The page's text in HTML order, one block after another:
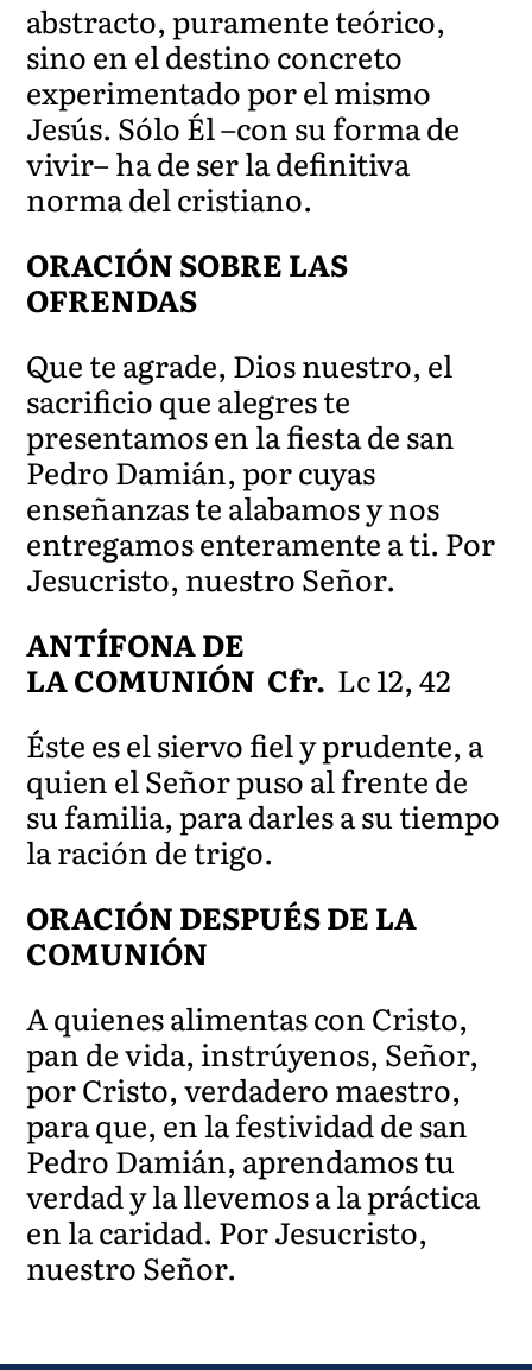
abstracto, puramente teórico,
sino en el destino concreto
experimentado por el mismo
Jesús. Sólo Él –con su forma de
vivir– ha de ser la definitiva
norma del cristiano.
ORACIÓN SOBRE LAS
OFRENDAS
Que te agrade, Dios nuestro, el
sacrificio que alegres te
presentamos en la fiesta de san
Pedro Damián, por cuyas
enseñanzas te alabamos y nos
entregamos enteramente a ti. Por
Jesucristo, nuestro Señor.
ANTÍFONA DE
LA COMUNIÓN Cfr. Lc 12, 42
Éste es el siervo fiel y prudente, a
quien el Señor puso al frente de
su familia, para darles a su tiempo
la ración de trigo.
ORACIÓN DESPUÉS DE LA
COMUNIÓN
A quienes alimentas con Cristo,
pan de vida, instrúyenos, Señor,
por Cristo, verdadero maestro,
para que, en la festividad de san
Pedro Damián, aprendamos tu
verdad y la llevemos a la práctica
en la caridad. Por Jesucristo,
nuestro Señor.